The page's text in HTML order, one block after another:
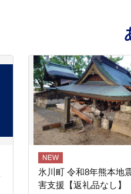
氷川町 令和8年熊本地
害支援【返礼品なし】